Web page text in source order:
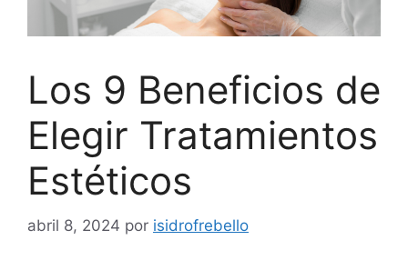
Los 9 Beneficios de
Elegir Tratamientos
Estéticos
abril 8, 2024 por isidrofrebello